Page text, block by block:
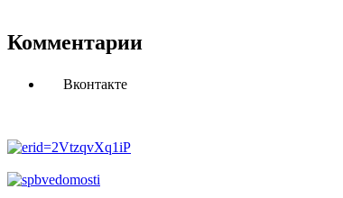
Комментарии
Вконтакте